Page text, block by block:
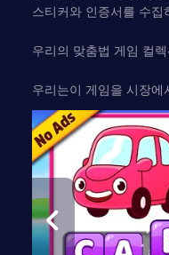
스티커와 인증서를 수
우리의 맞춤법 게임 컬
우리는이 게임을 시장